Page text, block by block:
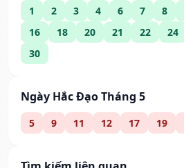
1 2 3 4 6 7 8
16
18 20 21 22 24
30
Ngày Hắc Đạo Tháng 5
5 9 11 12 17 19